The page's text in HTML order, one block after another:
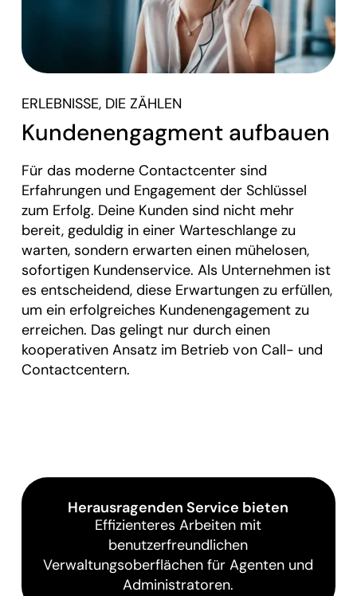
ERLEBNISSE, DIE ZÄHLEN
Kundenengagment aufbauen
Für das moderne Contactcenter sind
Erfahrungen und Engagement der Schlüssel
zum Erfolg. Deine Kunden sind nicht mehr
bereit, geduldig in einer Warteschlange zu
warten, sondern erwarten einen mühelosen,
sofortigen Kundenservice. Als Unternehmen ist
es entscheidend, diese Erwartungen zu erfüllen,
um ein erfolgreiches Kundenengagement zu
erreichen. Das gelingt nur durch einen
kooperativen Ansatz im Betrieb von Call- und
Contactcentern.
Herausragenden Service bieten
Effizienteres Arbeiten mit
benutzerfreundlichen
Verwaltungsoberflächen für Agenten und
Administratoren.